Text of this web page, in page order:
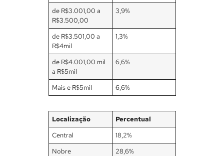
de R$3.001,00 a
R$3.500,00
3,9%
de R$3.501,00 a
R$4mil
1,3%
de R$4.001,00 mil
a R$5mil
6,6%
Mais e R$5mil 6,6%
Localização
Percentual
Central
18,2%
Nobre
28,6%